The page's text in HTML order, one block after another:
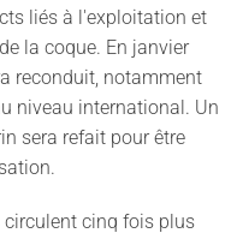
liés à l'exploitation et
la coque. En janvier
reconduit, notamment
niveau international. Un
sera refait pour être
cinq fois plus